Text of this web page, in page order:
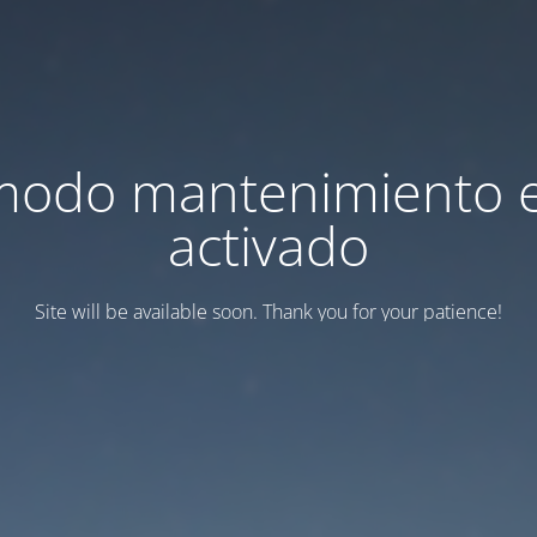
mantenimiento
activado
Site will be available soon. Thank you for your patience!